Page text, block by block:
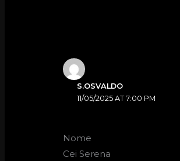
S.OSVALDO
11/05/2025 AT 7:00 PM
Nome
Cei Serena